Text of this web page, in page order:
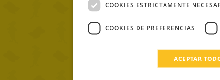
COOKIES ESTRICTAMENTE
COOKIES DE PREFERENCIAS
ACEPTAR